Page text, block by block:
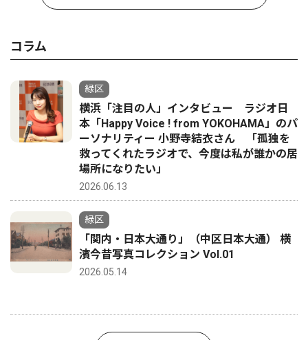
コラム
緑区
横浜「注目の人」インタビュー ラジオ日
本「Happy Voice ! from YOKOHAMA」のパ
ーソナリティー 小野寺結衣さん 「孤独を
救ってくれたラジオで、今度は私が誰かの居
場所になりたい」
2026.06.13
緑区
「関内・日本大通り」（中区日本大通） 横
濱今昔写真コレクション Vol.01
2026.05.14